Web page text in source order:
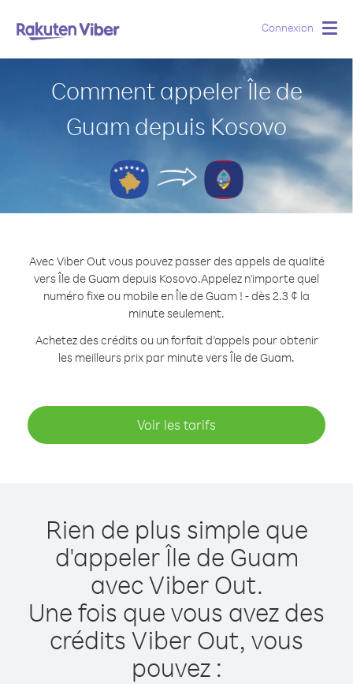
Connexion
Comment appeler Île de
Guam depuis Kosovo
Avec Viber Out vous pouvez passer des appels de qualité
vers Île de Guam depuis Kosovo.Appelez n'importe quel
numéro fixe ou mobile en Île de Guam ! - dès 2.3 ¢ la
minute seulement.
Achetez des crédits ou un forfait d’appels pour obtenir
les meilleurs prix par minute vers Île de Guam.
Voir les tarifs
Rien de plus simple que
d'appeler Île de Guam
avec Viber Out.
Une fois que vous avez des
crédits Viber Out, vous
pouvez :